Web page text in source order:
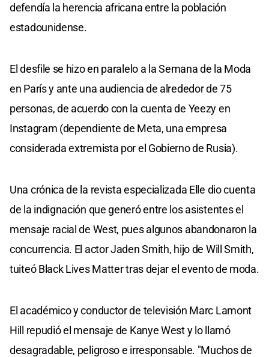
defendía la herencia africana entre la población
estadounidense.
El desfile se hizo en paralelo a la Semana de la Moda
en París y ante una audiencia de alrededor de 75
personas, de acuerdo con la cuenta de Yeezy en
Instagram (dependiente de Meta, una empresa
considerada extremista por el Gobierno de Rusia).
Una crónica de la revista especializada Elle dio cuenta
de la indignación que generó entre los asistentes el
mensaje racial de West, pues algunos abandonaron la
concurrencia. El actor Jaden Smith, hijo de Will Smith,
tuiteó Black Lives Matter tras dejar el evento de moda.
El académico y conductor de televisión Marc Lamont
Hill repudió el mensaje de Kanye West y lo llamó
desagradable, peligroso e irresponsable. "Muchos de